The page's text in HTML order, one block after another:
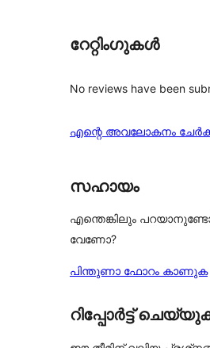
റേറ്റിംഗുകൾ
No reviews have been
എന്റെ അവലോകനം
സഹായം
എന്തെങ്കിലും
വേണോ?
പിന്തുണാ ഫോറം കാണുക
റിപ്പോർട്ട്